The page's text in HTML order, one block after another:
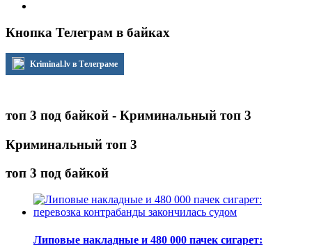
Кнопка Телеграм в байках
Kriminal.lv в Телеграме
топ 3 под байкой - Криминальный топ 3
Криминальный топ 3
топ 3 под байкой
Липовые накладные и 480 000 пачек сигарет: